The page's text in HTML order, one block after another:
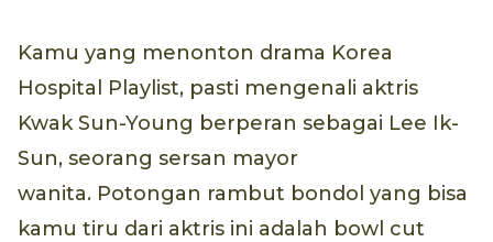
Kamu yang menonton drama Korea
Hospital Playlist, pasti mengenali aktris
Kwak Sun-Young berperan sebagai Lee Ik-
Sun, seorang sersan mayor
wanita. Potongan rambut bondol yang bisa
kamu tiru dari aktris ini adalah bowl cut